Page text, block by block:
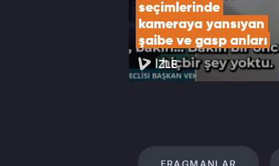
seçimlerinde
kameraya yansıyan
şaibe ve gasp anları
İZLE